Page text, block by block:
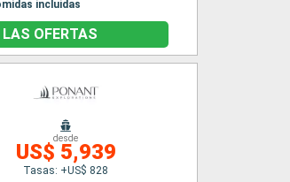
incluidas
LAS OFERTAS
desde
US$ 5,939
Tasas: +US$ 828